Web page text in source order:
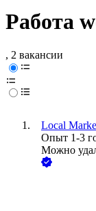
Работа
, 2 вакансии
Local
Опыт 1-3
Можно